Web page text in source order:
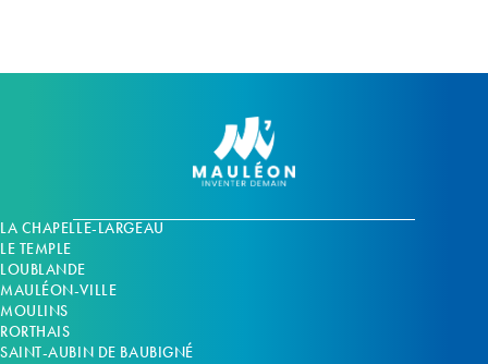
LA CHAPELLE-LARGEAU
LE TEMPLE
LOUBLANDE
MAULÉON-VILLE
MOULINS
RORTHAIS
SAINT-AUBIN DE BAUBIGNÉ